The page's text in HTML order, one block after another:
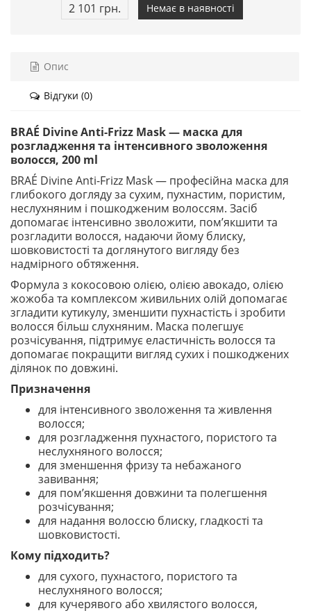
2 101 грн. Немає в наявності
Опис
Відгуки (0)
BRAÉ Divine Anti-Frizz Mask — маска для
розгладження та інтенсивного зволоження
волосся, 200 ml
BRAÉ Divine Anti-Frizz Mask — професійна маска для
глибокого догляду за сухим, пухнастим, пористим,
неслухняним і пошкодженим волоссям. Засіб
допомагає інтенсивно зволожити, пом’якшити та
розгладити волосся, надаючи йому блиску,
шовковистості та доглянутого вигляду без
надмірного обтяження.
Формула з кокосовою олією, олією авокадо, олією
жожоба та комплексом живильних олій допомагає
згладити кутикулу, зменшити пухнастість і зробити
волосся більш слухняним. Маска полегшує
розчісування, підтримує еластичність волосся та
допомагає покращити вигляд сухих і пошкоджених
ділянок по довжині.
Призначення
для інтенсивного зволоження та живлення
волосся;
для розгладження пухнастого, пористого та
неслухняного волосся;
для зменшення фризу та небажаного
завивання;
для пом’якшення довжини та полегшення
розчісування;
для надання волоссю блиску, гладкості та
шовковистості.
Кому підходить?
для сухого, пухнастого, пористого та
неслухняного волосся;
для кучерявого або хвилястого волосся,